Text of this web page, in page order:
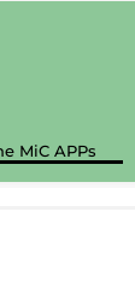
MiC APPs